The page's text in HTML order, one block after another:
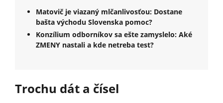
Matovič je viazaný mlčanlivosťou: Dostane
bašta východu Slovenska pomoc?
Konzílium odborníkov sa ešte zamyslelo: Aké
ZMENY nastali a kde netreba test?
Trochu dát a čísel